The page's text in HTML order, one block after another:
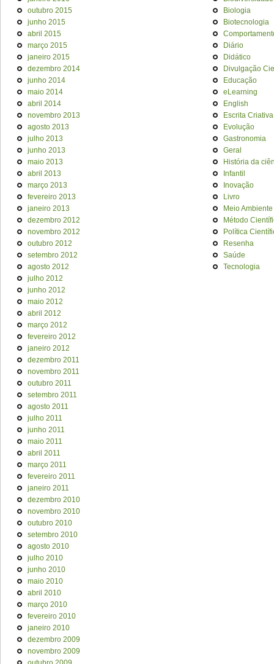
outubro 2015
junho 2015
abril 2015
março 2015
janeiro 2015
dezembro 2014
junho 2014
maio 2014
abril 2014
novembro 2013
agosto 2013
julho 2013
junho 2013
maio 2013
abril 2013
março 2013
fevereiro 2013
janeiro 2013
dezembro 2012
novembro 2012
outubro 2012
setembro 2012
agosto 2012
julho 2012
junho 2012
maio 2012
abril 2012
março 2012
fevereiro 2012
janeiro 2012
dezembro 2011
novembro 2011
outubro 2011
setembro 2011
agosto 2011
julho 2011
junho 2011
maio 2011
abril 2011
março 2011
fevereiro 2011
janeiro 2011
dezembro 2010
novembro 2010
outubro 2010
setembro 2010
agosto 2010
julho 2010
junho 2010
maio 2010
abril 2010
março 2010
fevereiro 2010
janeiro 2010
dezembro 2009
novembro 2009
Biologia
Biotecnologia
Diário
Didático
Divulgação
Educação
eLearning
English
Escrita Criativa
Evolução
Gastronomia
Geral
História da
Infantil
Inovação
Livro
Meio Ambiente
Método
Política
Resenha
Saúde
Tecnologia